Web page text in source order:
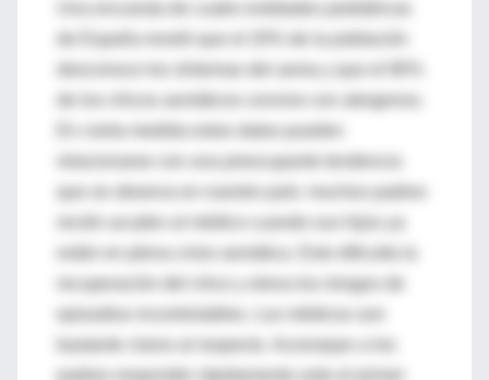
de España reveló que el 20% de la población
de los chicos asmáticos convive con alergenos.
relacionarse con una preocupante tendencia
recuperación del chico y eleva los riesgos de